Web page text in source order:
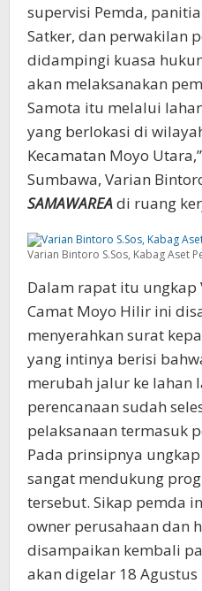
supervisi Pemda,
Satker, dan perwakilan
didampingi kuasa
akan melaksanakan
Samota itu melalui
yang berlokasi di
Kecamatan Moyo
Sumbawa, Varian
SAMAWAREAdi ruang
Varian Bintoro S.Sos, Kabag Aset
Dalam rapat itu
Camat Moyo Hilir ini
menyerahkan surat
yang intinya berisi
merubah jalur ke lahan
perencanaan sudah
pelaksanaan termasuk
Pada prinsipnya
sangat mendukung
tersebut. Sikap pemda
owner perusahaan dan
disampaikan kembali
akan digelar 18